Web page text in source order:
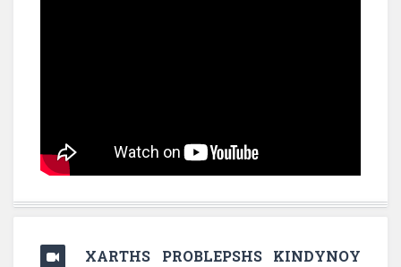
XARTHS PROBLEPSHS KINDYNOY